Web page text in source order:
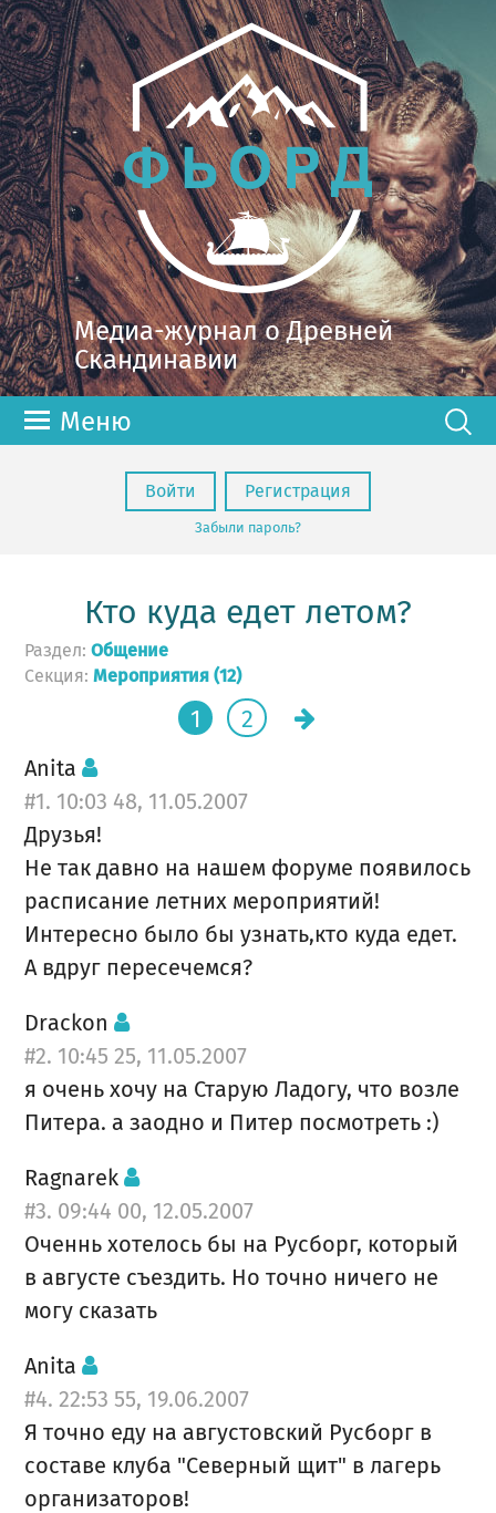
Медиа-журнал о Древней
Скандинавии
Меню
Войти Регистрация
Забыли пароль?
Кто куда едет летом?
Раздел:Общение
Секция:Мероприятия (12)
1 2
Anita
#1. 10:03 48, 11.05.2007
Друзья!
Не так давно на нашем форуме появилось
расписание летних мероприятий!
Интересно было бы узнать,кто куда едет.
А вдруг пересечемся?
Drackon
#2. 10:45 25, 11.05.2007
я очень хочу на Старую Ладогу, что возле
Питера. а заодно и Питер посмотреть :)
Ragnarek
#3. 09:44 00, 12.05.2007
Оченнь хотелось бы на Русборг, который
в августе съездить. Но точно ничего не
могу сказать
Anita
#4. 22:53 55, 19.06.2007
Я точно еду на августовский Русборг в
составе клуба "Северный щит" в лагерь
организаторов!